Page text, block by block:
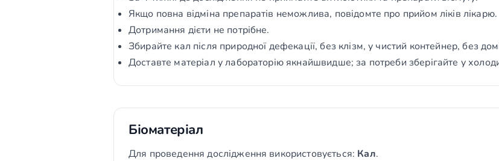
Якщо повна відміна препаратів неможлива, повідомте про прийом ліків лікарю.
Дотримання дієти не потрібне.
Збирайте кал після природної дефекації, без клізм, у чистий контейнер, без
Доставте матеріал у лабораторію якнайшвидше; за потреби зберігайте у
Біоматеріал
Для проведення дослідження використовується: Кал.